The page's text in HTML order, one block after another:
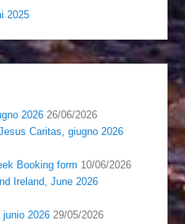
2025
2026 26/06/2026
Caritas, giugno 2026
Booking form 10/06/2026
Ireland, June 2026
junio 2026 29/05/2026